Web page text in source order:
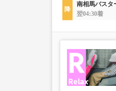
南相馬バスタ
翌04:30着